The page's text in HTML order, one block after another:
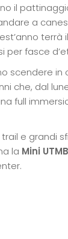
il
a
per fasce
scendere in
che, dal
full
e grandi
la Mini